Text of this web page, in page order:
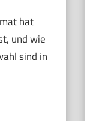
hat
und wie
sind in